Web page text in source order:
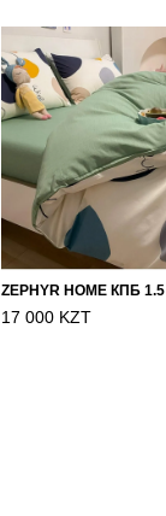
17 000 KZT